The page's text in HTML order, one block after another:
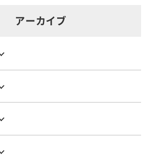
アーカイブ